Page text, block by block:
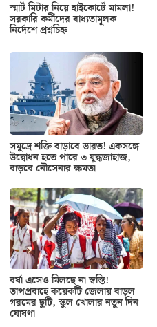
স্মার্ট মিটার নিয়ে হাইকোর্টে মামলা!
সরকারি কর্মীদের বাধ্যতামূলক
নির্দেশে প্রশ্নচিহ্ন
সমুদ্রে শক্তি বাড়াবে ভারত! একসঙ্গে
উদ্বোধন হতে পারে ৩ যুদ্ধজাহাজ,
বাড়বে নৌসেনার ক্ষমতা
বর্ষা এসেও মিলছে না স্বস্তি!
তাপপ্রবাহে কয়েকটি জেলায় বাড়ল
গরমের ছুটি, স্কুল খোলার নতুন দিন
ঘোষণা